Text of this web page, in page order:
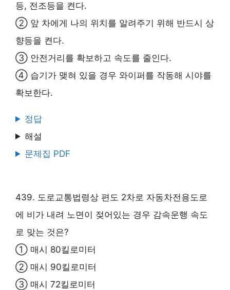
등, 전조등을 켠다.
② 앞 차에게 나의 위치를 알려주기 위해 반드시 상
향등을 켠다.
③ 안전거리를 확보하고 속도를 줄인다.
④ 습기가 맺혀 있을 경우 와이퍼를 작동해 시야를
확보한다.
정답
해설
문제집 PDF
439. 도로교통법령상 편도 2차로 자동차전용도로
에 비가 내려 노면이 젖어있는 경우 감속운행 속도
로 맞는 것은?
① 매시 80킬로미터
② 매시 90킬로미터
③ 매시 72킬로미터